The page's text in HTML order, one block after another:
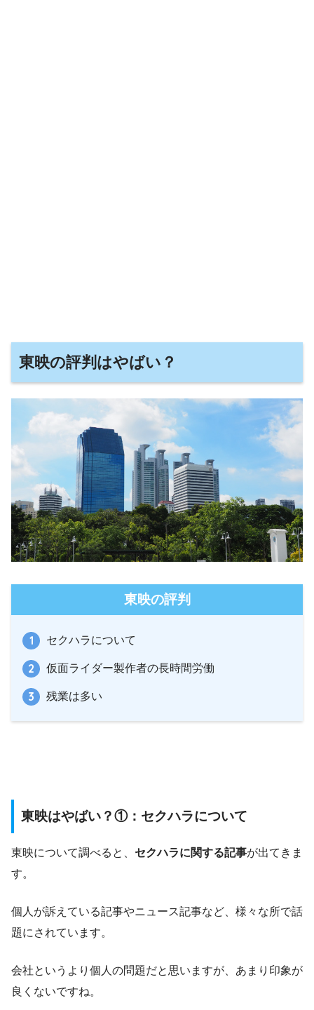
東映の評判はやばい？
東映の評判
セクハラについて
仮面ライダー製作者の長時間労働
残業は多い
東映はやばい？①：セクハラについて
東映について調べると、 セクハラに関する記事が出てきま
す。
個人が訴えている記事やニュース記事など、様々な所で話
題にされています。
会社というより個人の問題だと思いますが、あまり印象が
良くないですね。